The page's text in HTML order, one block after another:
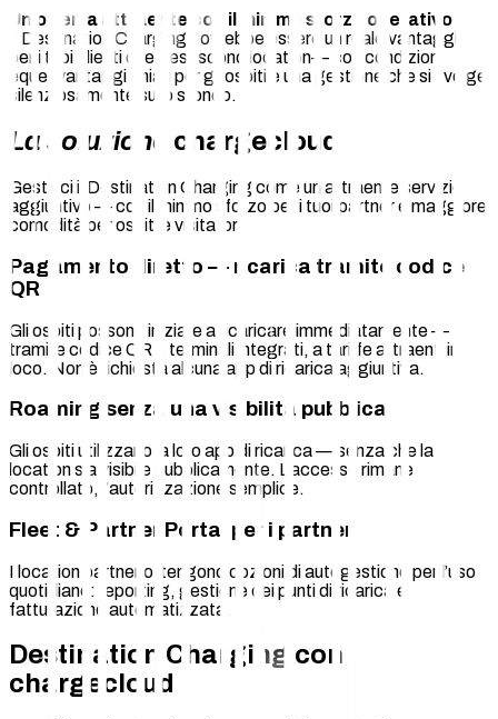
Un’offerta attraente con il minimo sforzo operativo
Il Destination Charging dovrebbe essere un reale vantaggio
per i tuoi clienti che gestiscono location— con condizioni
eque, vantaggi chiari per gli ospiti e una gestione che si svolge
silenziosamente sullo sfondo.
La soluzione chargecloud
Gestisci il Destination Charging come un attraente servizio
aggiuntivo — con il minimo sforzo per i tuoi partner e maggiore
comodità per ospiti e visitatori.
Pagamento diretto — ricarica tramite codice
QR
Gli ospiti possono iniziare a ricaricare immediatamente —
tramite codice QR o terminali integrati, a tariffe attraenti in
loco. Non è richiesta alcuna app di ricarica aggiuntiva.
Roaming senza una visibilità pubblica
Gli ospiti utilizzano la loro app di ricarica — senza che la
location sia visibile pubblicamente. L’accesso rimane
controllato, l’autorizzazione semplice.
Fleet & Partner Portal per i partner
I location partner ottengono opzioni di autogestione per l’uso
quotidiano: reporting, gestione dei punti di ricarica e
fatturazione automatizzata.
Destination Charging con
chargecloud